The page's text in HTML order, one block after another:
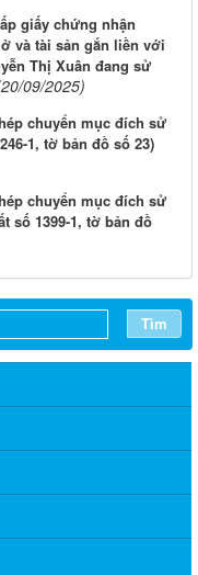
giấy chứng nhận
và tài sản gắn liền với
Thị Xuân đang sử
09/2025)
chuyển mục đích sử
1, tờ bản đồ số 23)
chuyển mục đích sử
số 1399-1, tờ bản đồ
Tìm